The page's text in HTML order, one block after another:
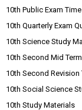
10th Public Exam
10th Quarterly Exam
10th Science Study
10th Second Mid
10th Second Revision
10th Social Science
10th Study Materials